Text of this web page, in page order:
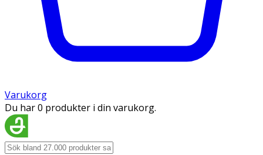
Varukorg
Du har 0 produkter i din varukorg.